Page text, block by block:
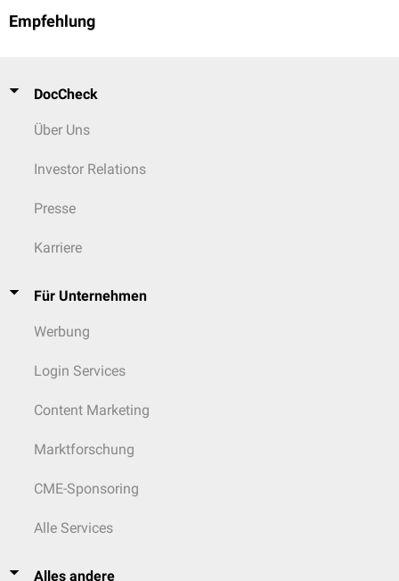
Empfehlung
DocCheck
Über Uns
Investor Relations
Presse
Karriere
Für Unternehmen
Werbung
Login Services
Content Marketing
Marktforschung
CME-Sponsoring
Alle Services
Alles andere